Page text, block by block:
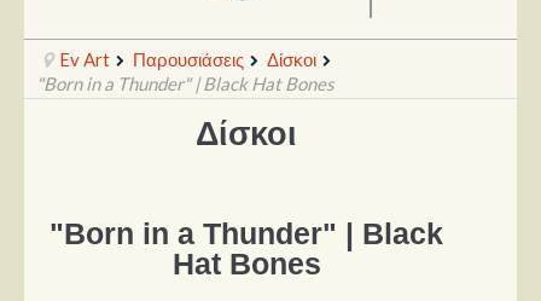
Θέατρο
Ev Art Παρουσιάσεις
Δίσκοι
"Born in a Thunder" | Black Hat Bones
Δίσκοι
"Born in a Thunder" | Black
Hat Bones